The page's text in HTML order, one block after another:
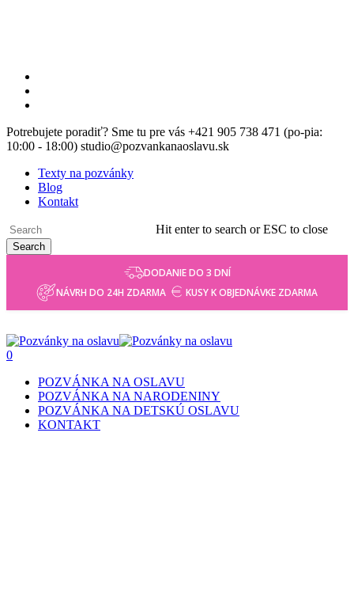
Potrebujete poradiť? Sme tu pre vás +421 905 738 471 (po-pia:
10:00 - 18:00) studio@pozvankanaoslavu.sk
Texty na pozvánky
Blog
Kontakt
Hit enter to search or ESC to close
Search
DODANIE DO 3 DNÍ
NÁVRH DO 24H ZDARMA
KUSY K OBJEDNÁVKE ZDARMA
0
POZVÁNKA NA OSLAVU
POZVÁNKA NA NARODENINY
POZVÁNKA NA DETSKÚ OSLAVU
KONTAKT